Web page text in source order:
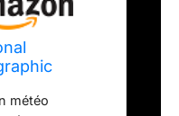
Tuya
météo